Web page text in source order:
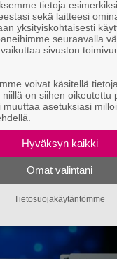
-seikkailupeli
– saapui
tilaajien
tietoja
sekä laitteesi
yksityiskohtaisesti
seuraavalla
sivuston
voivat käsitellä
on siihen oikeutettu
asetuksiasi
Hyväksyn kaikki
Omat valintani
Tietosuojakäytäntömme